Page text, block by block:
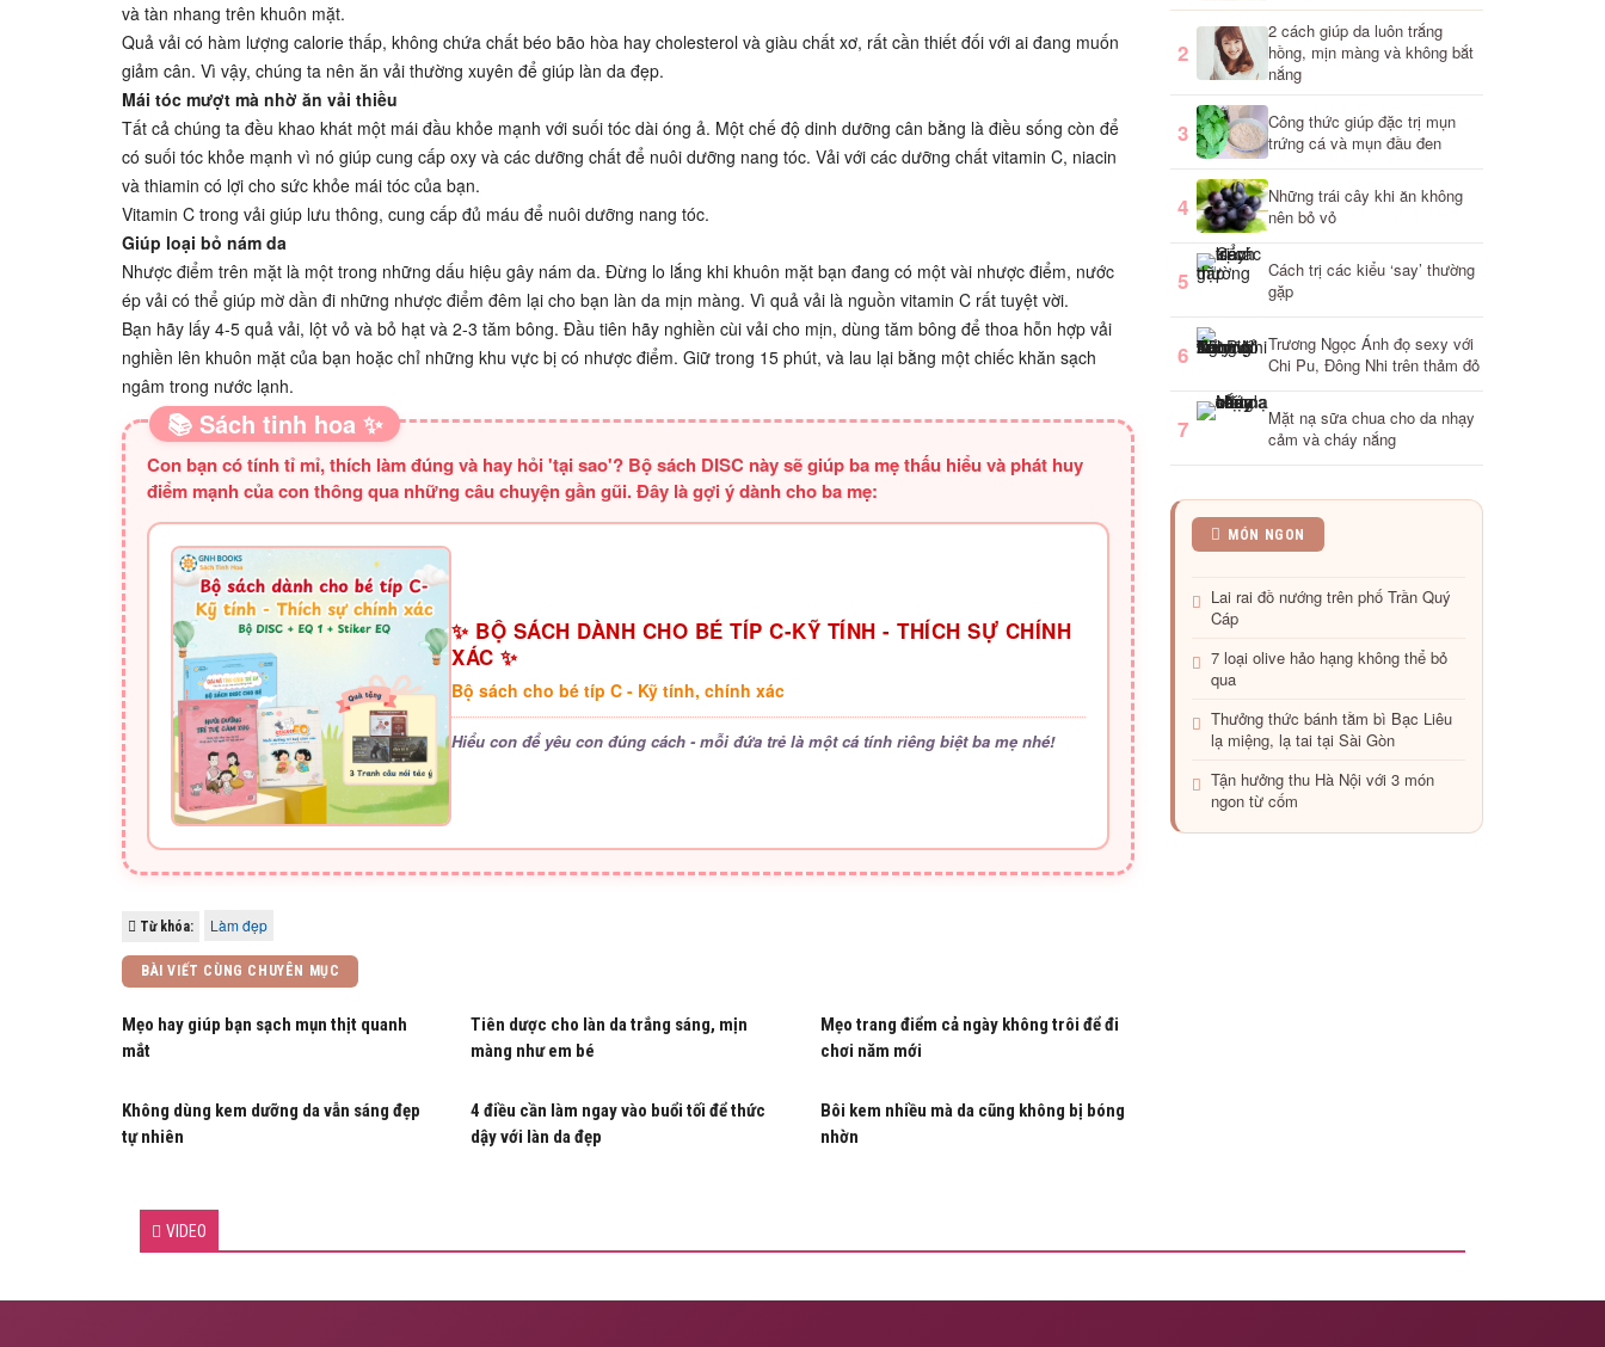
và tàn nhang trên khuôn mặt.
Quả vải có hàm lượng calorie thấp, không chứa chất béo bão hòa hay cholesterol và giàu chất xơ, rất cần thiết đối với ai đang muốn
giảm cân. Vì vậy, chúng ta nên ăn vải thường xuyên để giúp làn da đẹp.
Mái tóc mượt mà nhờ ăn vải thiều
Tất cả chúng ta đều khao khát một mái đầu khỏe mạnh với suối tóc dài óng ả. Một chế độ dinh dưỡng cân bằng là điều sống còn để
có suối tóc khỏe mạnh vì nó giúp cung cấp oxy và các dưỡng chất để nuôi dưỡng nang tóc. Vải với các dưỡng chất vitamin C, niacin
và thiamin có lợi cho sức khỏe mái tóc của bạn.
Vitamin C trong vải giúp lưu thông, cung cấp đủ máu để nuôi dưỡng nang tóc.
Giúp loại bỏ nám da
Nhược điểm trên mặt là một trong những dấu hiệu gây nám da. Đừng lo lắng khi khuôn mặt bạn đang có một vài nhược điểm, nước
ép vải có thể giúp mờ dần đi những nhược điểm đêm lại cho bạn làn da mịn màng. Vì quả vải là nguồn vitamin C rất tuyệt vời.
Bạn hãy lấy 4-5 quả vải, lột vỏ và bỏ hạt và 2-3 tăm bông. Đầu tiên hãy nghiền cùi vải cho mịn, dùng tăm bông để thoa hỗn hợp vải
nghiền lên khuôn mặt của bạn hoặc chỉ những khu vực bị có nhược điểm. Giữ trong 15 phút, và lau lại bằng một chiếc khăn sạch
ngâm trong nước lạnh.
📚 Sách tinh hoa ✨
Con bạn có tính tỉ mỉ, thích làm đúng và hay hỏi 'tại sao'? Bộ sách DISC này sẽ giúp ba mẹ thấu hiểu và phát huy
điểm mạnh của con thông qua những câu chuyện gần gũi. Đây là gợi ý dành cho ba mẹ:
✨ BỘ SÁCH DÀNH CHO BÉ TÍP C-KỸ TÍNH - THÍCH SỰ CHÍNH
XÁC ✨
Bộ sách cho bé típ C - Kỹ tính, chính xác
Hiểu con để yêu con đúng cách - mỗi đứa trẻ là một cá tính riêng biệt ba mẹ nhé!
Từ khóa: Làm đẹp
BÀI VIẾT CÙNG CHUYÊN MỤC
Mẹo hay giúp bạn sạch mụn thịt quanh
mắt
Tiên dược cho làn da trắng sáng, mịn
màng như em bé
Mẹo trang điểm cả ngày không trôi để đi
chơi năm mới
Không dùng kem dưỡng da vẫn sáng đẹp
tự nhiên
4 điều cần làm ngay vào buổi tối để thức
dậy với làn da đẹp
Bôi kem nhiều mà da cũng không bị bóng
nhờn
2
2 cách giúp da luôn trắng
hồng, mịn màng và không bắt
nắng
3
Công thức giúp đặc trị mụn
trứng cá và mụn đầu đen
4
Những trái cây khi ăn không
nên bỏ vỏ
5
Cách trị các kiểu ‘say’ thường
gặp
6
Trương Ngọc Ánh đọ sexy với
Chi Pu, Đông Nhi trên thảm đỏ
7
Mặt nạ sữa chua cho da nhạy
cảm và cháy nắng
MÓN NGON
Lai rai đồ nướng trên phố Trần Quý
Cáp
7 loại olive hảo hạng không thể bỏ
qua
Thưởng thức bánh tằm bì Bạc Liêu
lạ miệng, lạ tai tại Sài Gòn
Tận hưởng thu Hà Nội với 3 món
ngon từ cốm
VIDEO